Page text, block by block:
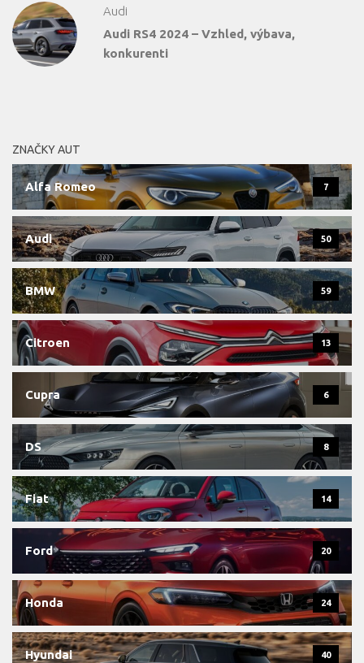
Audi
Audi RS4 2024 – Vzhled, výbava,
konkurenti
ZNAČKY AUT
Alfa Romeo 7
Audi 50
BMW 59
Citroen 13
Cupra 6
DS 8
Fiat 14
Ford 20
Honda 24
Hyundai 40